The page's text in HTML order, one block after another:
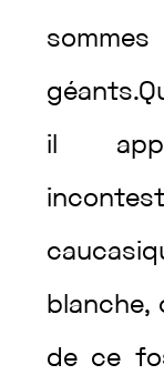
géants.
il
blanche,
de ce